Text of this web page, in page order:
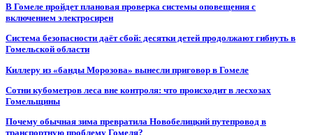
В Гомеле пройдет плановая проверка системы оповещения с
включением электросирен
Система безопасности даёт сбой: десятки детей продолжают гибнуть в
Гомельской области
Киллеру из «банды Морозова» вынесли приговор в Гомеле
Сотни кубометров леса вне контроля: что происходит в лесхозах
Гомельщины
Почему обычная зима превратила Новобелицкий путепровод в
транспортную проблему Гомеля?